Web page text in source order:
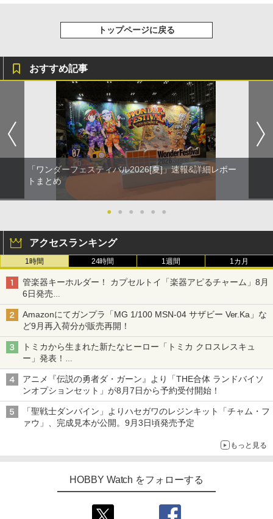
トップページに戻る
おすすめ記事
「ワンダーフェスティバル2026[夏]」速報&詳細レポー
トまとめ
● ● ● ● ● ●
アクセスランキング
1時間 24時間 1週間 1カ月
管楽器キーホルダー！ カプセルトイ「楽器アピるチャーム」8月
6日発売
チューバ、テナサクなど5種各3色
Amazonにてガンプラ「MG 1/100 MSN-04 サザビー Ver.Ka」な
ど9月再入荷分が販売再開！
トミカから生まれた新たなヒーロー「トミカ クロスレスキュ
ー」発表！
詳細は後日公開予定
アニメ『伝説の勇者ダ・ガーン』より「THE合体 ランドバイソ
ンオプションセット」が8月7日から予約受付開始！
「聖戦士ダンバイン」よりハセガワのレジンキット「チャム・フ
ァウ」、完成見本が公開。9月3日頃発売予定
もっと見る
HOBBY Watch をフォローする